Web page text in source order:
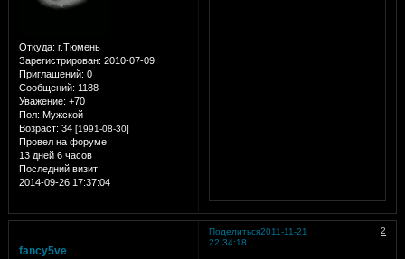
Откуда: г.Тюмень
Зарегистрирован: 2010-07-09
Приглашений: 0
Сообщений: 1188
Уважение: +70
Пол: Мужской
Возраст: 34 [1991-08-30]
Провел на форуме:
13 дней 6 часов
Последний визит:
2014-09-26 17:37:04
Поделиться 2
2011-11-21
22:34:18
fancy5ve